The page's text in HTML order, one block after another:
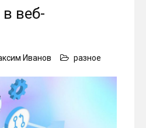
в веб-
Иванов разное